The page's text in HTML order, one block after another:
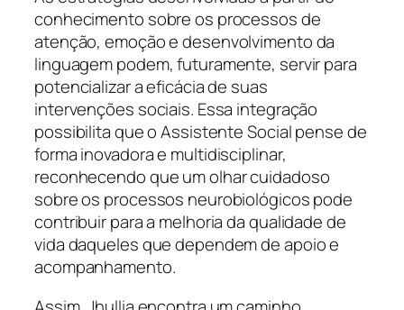
conhecimento sobre os processos de
atenção, emoção e desenvolvimento da
linguagem podem, futuramente, servir para
potencializar a eficácia de suas
intervenções sociais. Essa integração
possibilita que o Assistente Social pense de
forma inovadora e multidisciplinar,
reconhecendo que um olhar cuidadoso
sobre os processos neurobiológicos pode
contribuir para a melhoria da qualidade de
vida daqueles que dependem de apoio e
acompanhamento.